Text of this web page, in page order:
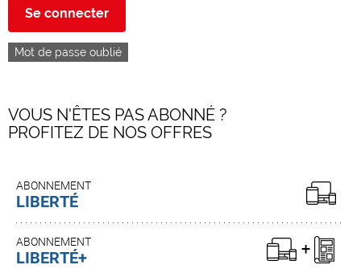
Se connecter
Mot de passe oublié
VOUS N'ÊTES PAS ABONNÉ ?
PROFITEZ DE NOS OFFRES
ABONNEMENT
LIBERTÉ
ABONNEMENT
LIBERTÉ+